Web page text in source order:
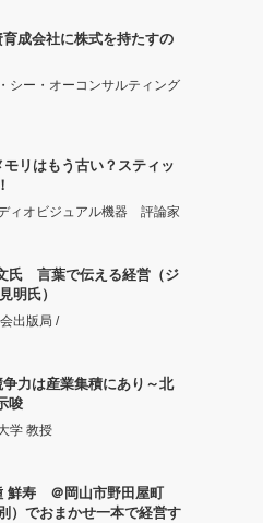
成会社に株式を持たすの
シー・オーコンサルティング
リはもう古い？スティッ
ィオビジュアル機器 評論家
氏 言葉で伝える経営（ジ
明氏）
出版局 /
力は産業集積にあり～北
唆
学 教授
鮮寿 ＠岡山市野田屋町
）でおまかせ一本で経営す